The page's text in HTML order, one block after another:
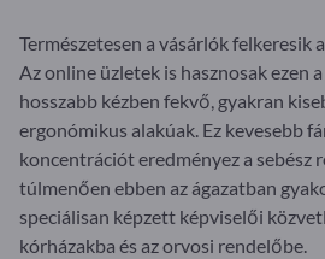
Természetesen a vásárlók felkeresik
Az online üzletek is hasznosak ezen
hosszabb kézben fekvő, gyakran
ergonómikus alakúak. Ez kevesebb
koncentrációt eredményez a sebész
túlmenően ebben az ágazatban
speciálisan képzett képviselői
kórházakba és az orvosi rendelőbe.